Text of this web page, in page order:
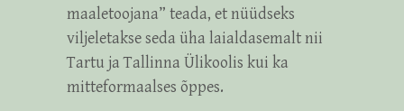
maaletoojana” teada, et nüüdseks
viljeletakse seda üha laialdasemalt nii
Tartu ja Tallinna Ülikoolis kui ka
mitteformaalses õppes.